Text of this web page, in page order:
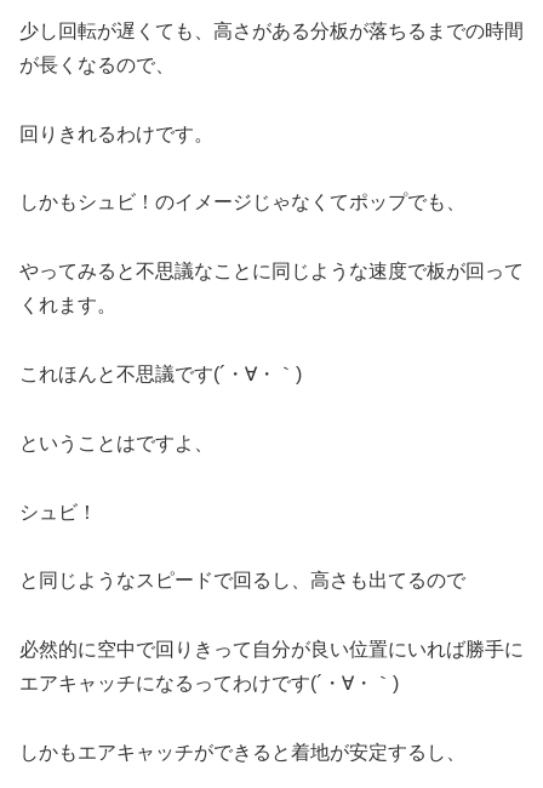
少し回転が遅くても、高さがある分板が落ちるまでの時間
が長くなるので、
回りきれるわけです。
しかもシュビ！のイメージじゃなくてポップでも、
やってみると不思議なことに同じような速度で板が回って
くれます。
これほんと不思議です(´・∀・｀)
ということはですよ、
シュビ！
と同じようなスピードで回るし、高さも出てるので
必然的に空中で回りきって自分が良い位置にいれば勝手に
エアキャッチになるってわけです(´・∀・｀)
しかもエアキャッチができると着地が安定するし、